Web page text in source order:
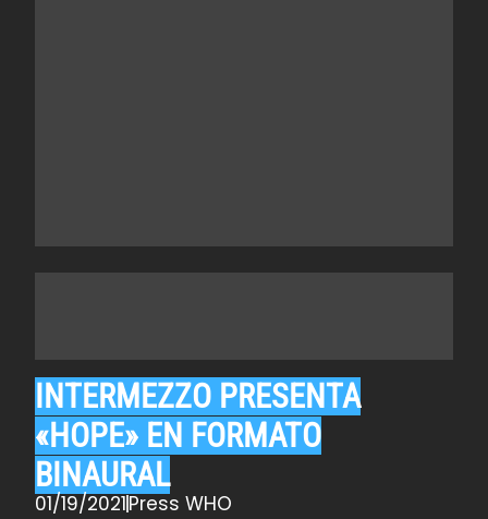
INTERMEZZO PRESENTA
«HOPE» EN FORMATO
BINAURAL
01/19/2021Press WHO